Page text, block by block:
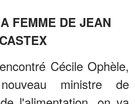
FEMME DE JEAN
CASTEX
Cécile Ophèle,
ministre de